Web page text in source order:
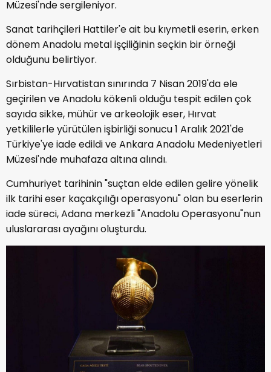
Müzesi'nde sergileniyor.
Sanat tarihçileri Hattiler'e ait bu kıymetli eserin, erken
dönem Anadolu metal işçiliğinin seçkin bir örneği
olduğunu belirtiyor.
Sırbistan-Hırvatistan sınırında 7 Nisan 2019'da ele
geçirilen ve Anadolu kökenli olduğu tespit edilen çok
sayıda sikke, mühür ve arkeolojik eser, Hırvat
yetkililerle yürütülen işbirliği sonucu 1 Aralık 2021'de
Türkiye'ye iade edildi ve Ankara Anadolu Medeniyetleri
Müzesi'nde muhafaza altına alındı.
Cumhuriyet tarihinin "suçtan elde edilen gelire yönelik
ilk tarihi eser kaçakçılığı operasyonu" olan bu eserlerin
iade süreci, Adana merkezli "Anadolu Operasyonu"nun
uluslararası ayağını oluşturdu.